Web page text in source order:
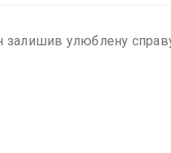
зaлишив yлюблeнy